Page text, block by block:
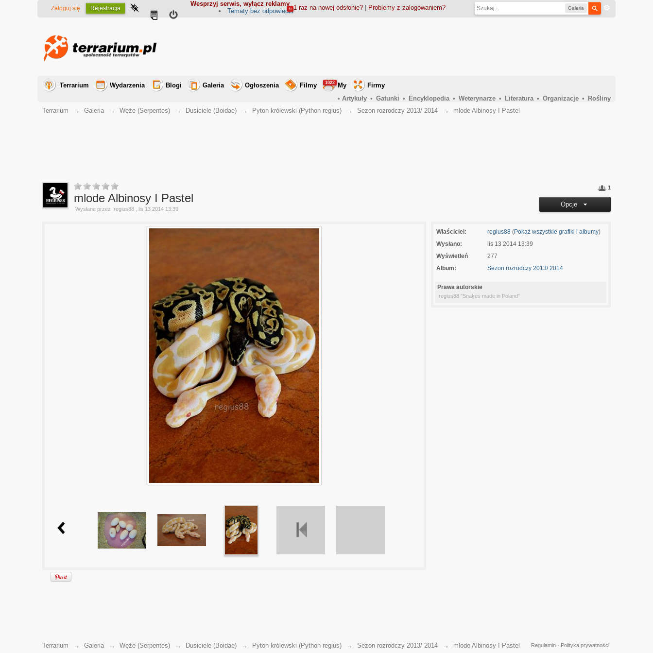
Wesprzyj serwis, wyłącz reklamy
Galeria
Zaloguj się Rejestracja 1 raz na nowej odsłonie?| Problemy z zalogowaniem?
Tematy bez odpowiedzi
6
Terrarium Wydarzenia Blogi Galeria Ogłoszenia Filmy My
1022
Firmy
• Artykuły • Gatunki • Encyklopedia • Weterynarze • Literatura • Organizacje •
Rośliny
Terrarium
→ Galeria → Węże (Serpentes) → Dusiciele (Boidae) → Pyton królewski (Python regius) → Sezon rozrodczy 2013/ 2014 → mlode Albinosy I Pastel
1
Opcje
mlode Albinosy I Pastel
Wysłane przez regius88 , lis 13 2014 13:39
Właściciel: regius88(Pokaż wszystkie grafiki i albumy)
Wysłano:
lis 13 2014 13:39
Wyświetleń
277
Album:
Sezon rozrodczy 2013/ 2014
Prawa autorskie
regius88 "Snakes made in Poland"
Terrarium → Galeria → Węże (Serpentes) → Dusiciele (Boidae) → Pyton królewski (Python regius) → Sezon rozrodczy 2013/ 2014 → mlode Albinosy I Pastel Polityka prywatności
Regulamin·